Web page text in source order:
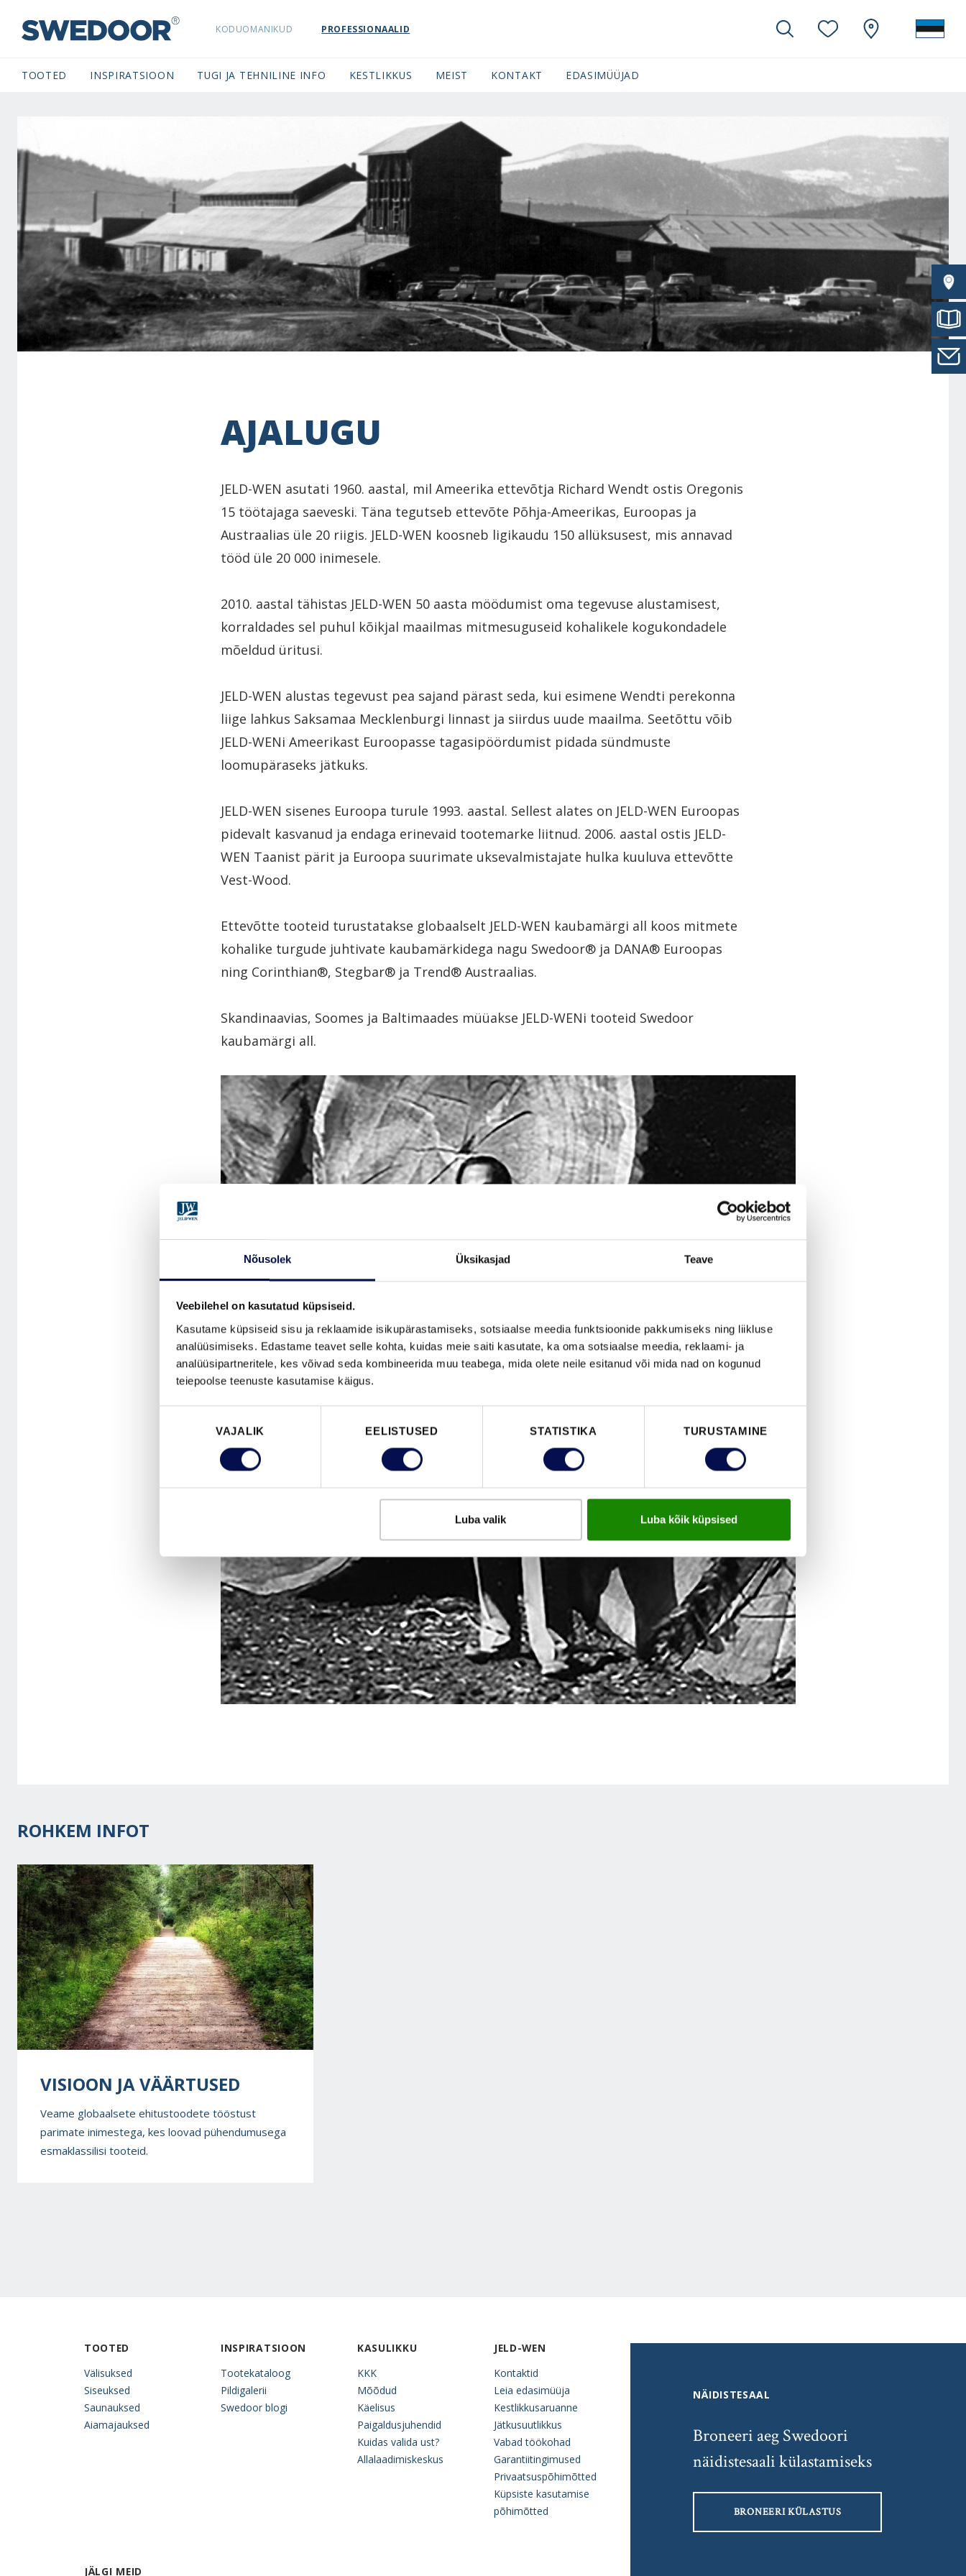
Nõusolek Üksikasjad Teave
Veebilehel on kasutatud küpsiseid.
Kasutame küpsiseid sisu ja reklaamide isikupärastamiseks, sotsiaalse meedia funktsioonide pakkumiseks ning liikluse
analüüsimiseks. Edastame teavet selle kohta, kuidas meie saiti kasutate, ka oma sotsiaalse meedia, reklaami- ja
analüüsipartneritele, kes võivad seda kombineerida muu teabega, mida olete neile esitanud või mida nad on kogunud
teiepoolse teenuste kasutamise käigus.
VAJALIK EELISTUSED STATISTIKA TURUSTAMINE
Luba valik Luba kõik küpsised
SWEDOORESTONIA NAVIGATION
KODUOMANIKUD PROFESSIONAALID
TOOTED INSPIRATSIOON TUGI JA TEHNILINE INFO KESTLIKKUS MEIST KONTAKT EDASIMÜÜJAD
AJALUGU
JELD-WEN asutati 1960. aastal, mil Ameerika ettevõtja Richard Wendt ostis Oregonis
15 töötajaga saeveski. Täna tegutseb ettevõte Põhja-Ameerikas, Euroopas ja
Austraalias üle 20 riigis. JELD-WEN koosneb ligikaudu 150 allüksusest, mis annavad
tööd üle 20 000 inimesele.
2010. aastal tähistas JELD-WEN 50 aasta möödumist oma tegevuse alustamisest,
korraldades sel puhul kõikjal maailmas mitmesuguseid kohalikele kogukondadele
mõeldud üritusi.
JELD-WEN alustas tegevust pea sajand pärast seda, kui esimene Wendti perekonna
liige lahkus Saksamaa Mecklenburgi linnast ja siirdus uude maailma. Seetõttu võib
JELD-WENi Ameerikast Euroopasse tagasipöördumist pidada sündmuste
loomupäraseks jätkuks.
JELD-WEN sisenes Euroopa turule 1993. aastal. Sellest alates on JELD-WEN Euroopas
pidevalt kasvanud ja endaga erinevaid tootemarke liitnud. 2006. aastal ostis JELD-
WEN Taanist pärit ja Euroopa suurimate uksevalmistajate hulka kuuluva ettevõtte
Vest-Wood.
Ettevõtte tooteid turustatakse globaalselt JELD-WEN kaubamärgi all koos mitmete
kohalike turgude juhtivate kaubamärkidega nagu Swedoor® ja DANA® Euroopas
ning Corinthian®, Stegbar® ja Trend® Austraalias.
Skandinaavias, Soomes ja Baltimaades müüakse JELD-WENi tooteid Swedoor
kaubamärgi all.
ROHKEM INFOT
VISIOON JA VÄÄRTUSED
Veame globaalsete ehitustoodete tööstust
parimate inimestega, kes loovad pühendumusega
esmaklassilisi tooteid.
TOOTED
Välisuksed
Siseuksed
Saunauksed
Aiamajauksed
INSPIRATSIOON
Tootekataloog
Pildigalerii
Swedoor blogi
KASULIKKU
KKK
Mõõdud
Käelisus
Paigaldusjuhendid
Kuidas valida ust?
Allalaadimiskeskus
JELD-WEN
Kontaktid
Leia edasimüüja
Kestlikkusaruanne
Jätkusuutlikkus
Vabad töökohad
Garantiitingimused
Privaatsuspõhimõtted
Küpsiste kasutamise
põhimõtted
JÄLGI MEID
NÄIDISTESAAL
Broneeri aeg Swedoori
näidistesaali külastamiseks
BRONEERI KÜLASTUS